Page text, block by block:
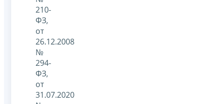
210-
ФЗ,
от
26.12.2008
№
294-
ФЗ,
от
31.07.2020